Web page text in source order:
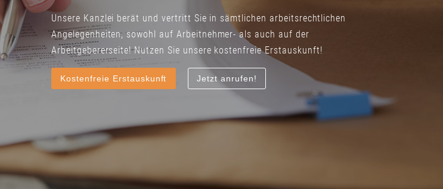
Unsere Kanzlei berät und vertritt Sie in sämtlichen arbeitsrechtlichen
Angelegenheiten, sowohl auf Arbeitnehmer- als auch auf der
Arbeitgebererseite! Nutzen Sie unsere kostenfreie Erstauskunft!
Kostenfreie Erstauskunft Jetzt anrufen!